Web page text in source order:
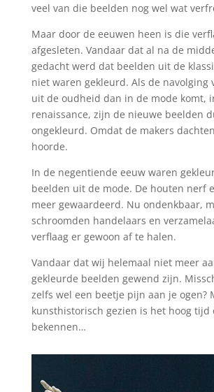
veel van die beelden nog wel wat
Maar door de eeuwen heen is die
afgesleten. Vandaar dat al na de
gedacht werd dat beelden uit de
niet waren gekleurd. Als de navolging
uit de oudheid dan in de mode komt,
renaissance, zijn de nieuwe beelden
ongekleurd. Omdat de makers
hoorde.
In de negentiende eeuw waren
beelden uit de mode. De houten nerf
meer gewaardeerd. Nu ondenkbaar,
schroomden handelaars en
verflaag er gewoon af te halen.
Vandaar dat wij helemaal niet meer
gekleurde beelden gewend zijn.
zelfs wel een beetje pijn aan je ogen?
kunsthistorisch gezien is het hoog tijd
bekennen…